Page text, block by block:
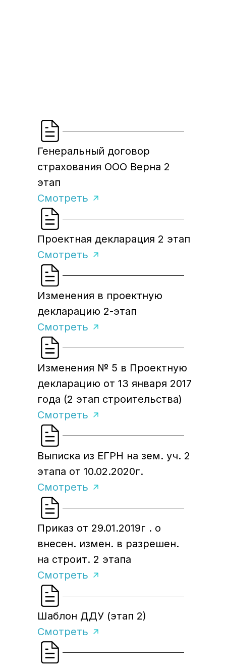
Генеральный договор
страхования ООО Верна 2
этап
Смотреть
Проектная декларация 2 этап
Смотреть
Изменения в проектную
декларацию 2-этап
Смотреть
Изменения № 5 в Проектную
декларацию от 13 января 2017
года (2 этап строительства)
Смотреть
Выписка из ЕГРН на зем. уч. 2
этапа от 10.02.2020г.
Смотреть
Приказ от 29.01.2019г . о
внесен. измен. в разрешен.
на строит. 2 этапа
Смотреть
Шаблон ДДУ (этап 2)
Смотреть